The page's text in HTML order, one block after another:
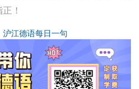
！
沪江德语每日一句